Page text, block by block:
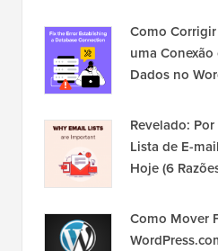
Como
uma
Dados no
Revelado:
Lista de E-
Hoje (6
Como Mover